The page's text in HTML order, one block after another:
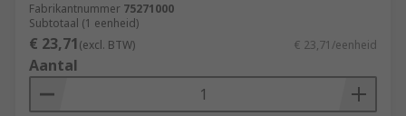
Fabrikantnummer 75271000
Subtotaal (1 eenheid)
€ 23,71(excl. BTW) € 23,71/eenheid
Aantal